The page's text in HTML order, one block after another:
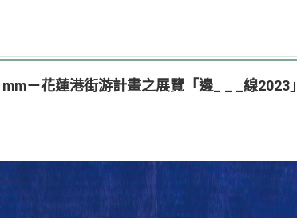
－花蓮港街游計畫之展覽「邊_ _ _線2023」